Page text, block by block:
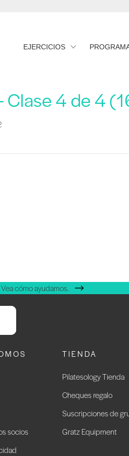
EJERCICIOS
Clase 4 de 4
cómo ayudamos.
socios
TIENDA
Pilatesology Tienda
Cheques regalo
Suscripciones de
Gratz Equipment